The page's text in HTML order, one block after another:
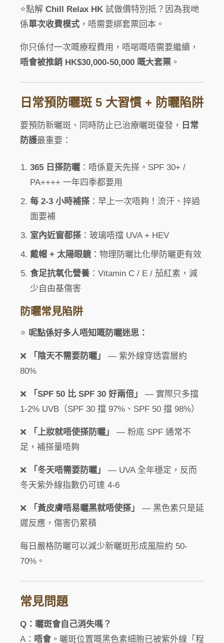
⭐點解 Chill Relax HK 試做價特別抵？因為我哋
係單次收費模式 ，唔需要綁套票回本。
你只係付一次嘅療程費用，唔啱嘅唔需要繼續，
唔會被推銷 HK$30,000-50,000 嘅大套票 。
日常預防曬斑 5 大習慣 + 防曬陷阱
要預防新曬斑、同時防止已治療曬斑復發，
日常
防護最重要：
365 日搽防曬 ：唔係夏天先搽。SPF 30+ /
PA++++ 一年四季都要用
每 2-3 小時補搽 ：早上一次唔夠！流汗、捽過
面要補
室內近窗都搽 ：玻璃唔擋 UVA + HEV
戴帽 + 太陽眼鏡 ：物理防曬比化學防曬更有效
食足抗氧化營養：Vitamin C / E / 茄紅素，減
少自由基傷害
防曬常見陷阱
⭐ 呢點係好多人唔知嘅防曬迷思：
❌ 「陰天不需要防曬」
— 紫外線穿透雲層約
80%
❌ 「SPF 50 比 SPF 30 好兩倍」
— 實際只多擋
1-2% UVB（SPF 30 擋 97%、SPF 50 擋 98%）
❌ 「上妝就唔使搽防曬」
— 粉底 SPF 通常不
足，補搽量唔夠
❌ 「冬天唔需要防曬」
— UVA 全年穩定，反而
冬天紫外線指數仍可達 4-6
❌ 「黃皮膚唔易曬黑就唔使搽」
— 黑色素只是延
遲反應，傷害仍累積
每日嚴格防曬可以減少新曬斑形成風險約 50-
70%。
常見問題
Q：曬斑會自己消失嗎？
A： 唔會。曬斑位置嘅黑色素細胞已被紫外線「程